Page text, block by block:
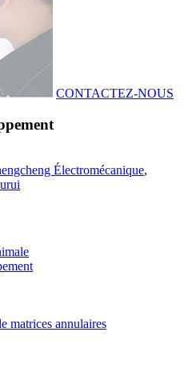
CONTACTEZ-NOUS
Électromécanique,
matrices annulaires